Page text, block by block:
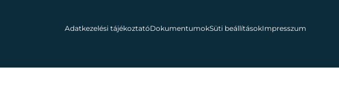
Adatkezelési tájékoztatóDokumentumokSüti beállításokImpresszum